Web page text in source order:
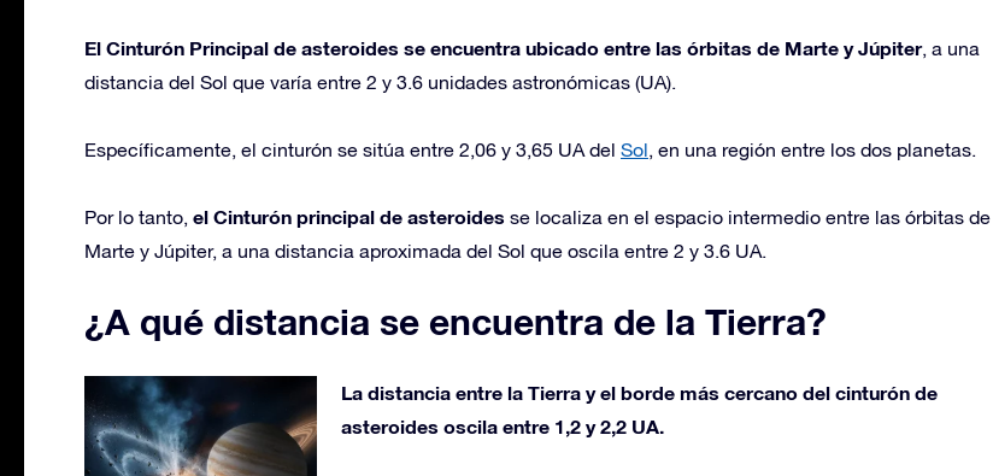
El Cinturón Principal de asteroides se encuentra ubicado entre las órbitas de Marte y Júpiter, a una
distancia del Sol que varía entre 2 y 3.6 unidades astronómicas (UA).
Específicamente, el cinturón se sitúa entre 2,06 y 3,65 UA del Sol, en una región entre los dos planetas.
Por lo tanto, el Cinturón principal de asteroides se localiza en el espacio intermedio entre las órbitas de
Marte y Júpiter, a una distancia aproximada del Sol que oscila entre 2 y 3.6 UA.
¿A qué distancia se encuentra de la Tierra?
La distancia entre la Tierra y el borde más cercano del cinturón de
asteroides oscila entre 1,2 y 2,2 UA.